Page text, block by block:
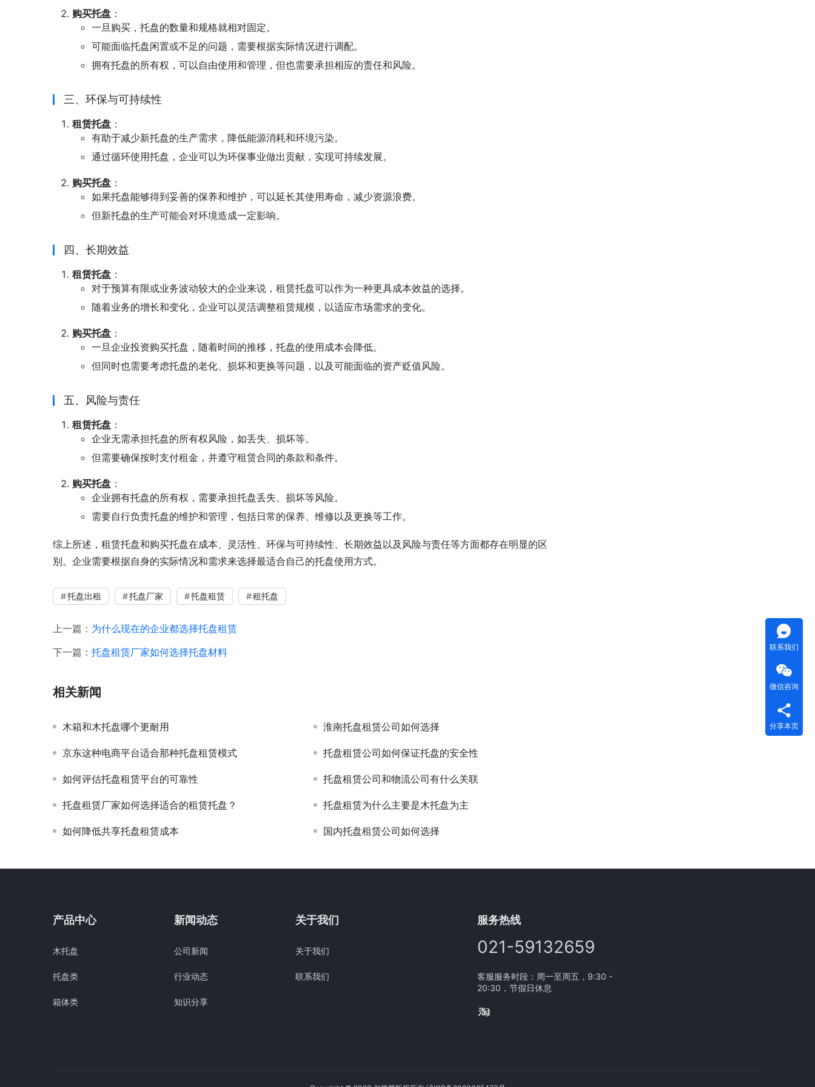
购买托盘 ：
一旦购买，托盘的数量和规格就相对固定。
可能面临托盘闲置或不足的问题，需要根据实际情况进行调配。
拥有托盘的所有权，可以自由使用和管理，但也需要承担相应的责任和风险。
三、环保与可持续性
租赁托盘 ：
有助于减少新托盘的生产需求，降低能源消耗和环境污染。
通过循环使用托盘，企业可以为环保事业做出贡献，实现可持续发展。
购买托盘 ：
如果托盘能够得到妥善的保养和维护，可以延长其使用寿命，减少资源浪费。
但新托盘的生产可能会对环境造成一定影响。
四、长期效益
租赁托盘 ：
对于预算有限或业务波动较大的企业来说，租赁托盘可以作为一种更具成本效益的选择。
随着业务的增长和变化，企业可以灵活调整租赁规模，以适应市场需求的变化。
购买托盘 ：
一旦企业投资购买托盘，随着时间的推移，托盘的使用成本会降低。
但同时也需要考虑托盘的老化、损坏和更换等问题，以及可能面临的资产贬值风险。
五、风险与责任
租赁托盘 ：
企业无需承担托盘的所有权风险，如丢失、损坏等。
但需要确保按时支付租金，并遵守租赁合同的条款和条件。
购买托盘 ：
企业拥有托盘的所有权，需要承担托盘丢失、损坏等风险。
需要自行负责托盘的维护和管理，包括日常的保养、维修以及更换等工作。
综上所述，租赁托盘和购买托盘在成本、灵活性、环保与可持续性、长期效益以及风险与责任等方面都存在明显的区
别。企业需要根据自身的实际情况和需求来选择最适合自己的托盘使用方式。
托盘出租 托盘厂家 托盘租赁 租托盘
上一篇： 为什么现在的企业都选择托盘租赁
下一篇： 托盘租赁厂家如何选择托盘材料
相关新闻
木箱和木托盘哪个更耐用 淮南托盘租赁公司如何选择
京东这种电商平台适合那种托盘租赁模式 托盘租赁公司如何保证托盘的安全性
如何评估托盘租赁平台的可靠性 托盘租赁公司和物流公司有什么关联
托盘租赁厂家如何选择适合的租赁托盘？ 托盘租赁为什么主要是木托盘为主
如何降低共享托盘租赁成本 国内托盘租赁公司如何选择
产品中心
木托盘
托盘类
箱体类
新闻动态
公司新闻
行业动态
知识分享
关于我们
关于我们
联系我们
服务热线
021-59132659
客服服务时段：周一至周五，9:30 -
20:30，节假日休息
联系我们
微信咨询
分享本页